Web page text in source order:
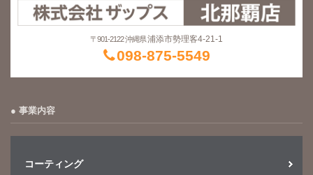
〒901-2122 沖縄県浦添市勢理客4-21-1
098-875-5549
事業内容
コーティング